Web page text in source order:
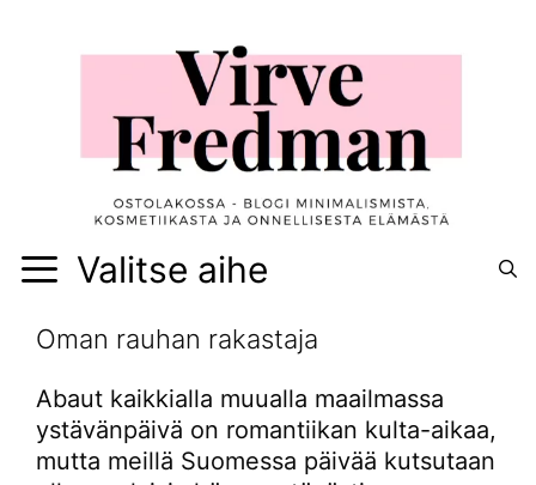
Valitse aihe
Oman rauhan rakastaja
Abaut kaikkialla muualla maailmassa
ystävänpäivä on romantiikan kulta-aikaa,
mutta meillä Suomessa päivää kutsutaan